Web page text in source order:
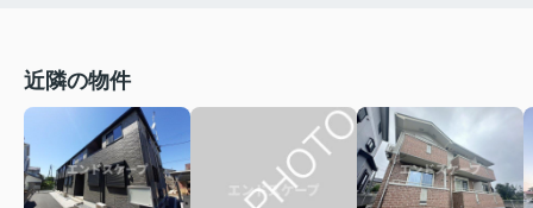
近隣の物件